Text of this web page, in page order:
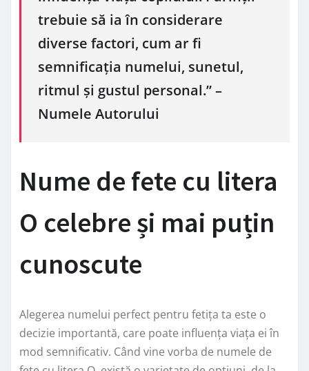
trebuie să ia în considerare
diverse factori, cum ar fi
semnificația numelui, sunetul,
ritmul și gustul personal.” –
Numele Autorului
Nume de fete cu litera
O celebre și mai puțin
cunoscute
Alegerea numelui perfect pentru fetița ta este o
decizie importantă, care poate influența viața ei în
mod semnificativ. Când vine vorba de numele de